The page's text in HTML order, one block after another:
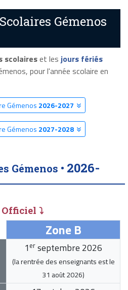
Gémenos
scolaireset les jours fériés
pour l'année scolaire en
Gémenos 2026-2027
Gémenos 2027-2028
Gémenos • 2026-
⤵
Zone B
1 er septembre 2026
(la rentrée des enseignants est le
31 août 2026)